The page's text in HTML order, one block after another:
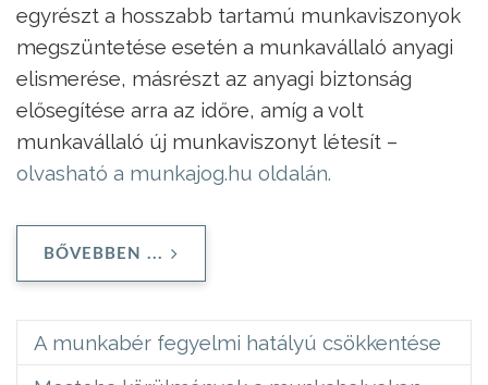
egyrészt a hosszabb tartamú munkaviszonyok
megszüntetése esetén a munkavállaló anyagi
elismerése, másrészt az anyagi biztonság
elősegítése arra az időre, amíg a volt
munkavállaló új munkaviszonyt létesít –
olvasható a munkajog.hu oldalán.
BŐVEBBEN ...
A munkabér fegyelmi hatályú csökkentése